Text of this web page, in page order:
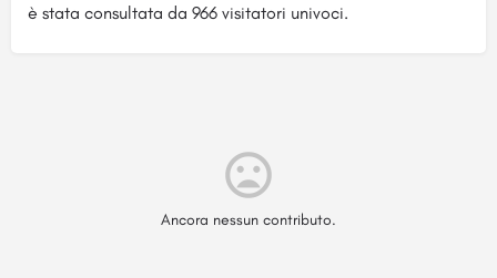
è stata consultata da 966 visitatori univoci.
Ancora nessun contributo.